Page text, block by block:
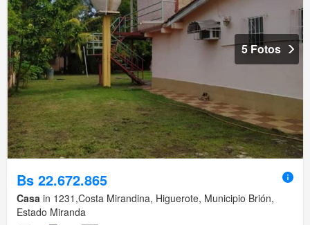
5 Fotos
Bs 22.672.865
Casa in 1231,Costa Mirandina, Higuerote, Municipio Brión,
Estado Miranda